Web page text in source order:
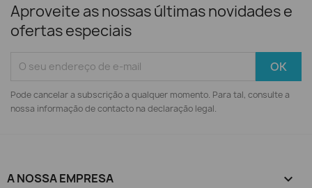
Aproveite as nossas últimas novidades e
ofertas especiais
Pode cancelar a subscrição a qualquer momento. Para tal, consulte a
nossa informação de contacto na declaração legal.
A NOSSA EMPRESA 